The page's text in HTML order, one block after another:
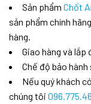
Sản phẩm Chốt
sản phẩm chính
hàng.
Giao hàng và lắp
Chế độ bảo
Nếu quý khách
chúng tôi